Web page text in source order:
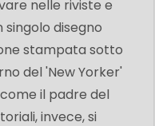
nelle riviste e
disegno
stampata sotto
del 'New Yorker'
il padre del
invece, si